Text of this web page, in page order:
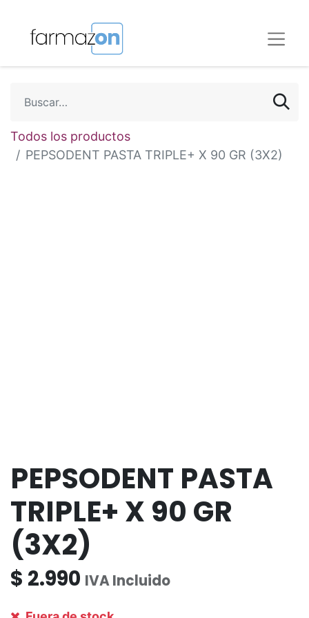
Todos los productos
PEPSODENT PASTA TRIPLE+ X 90 GR (3X2)
PEPSODENT PASTA
TRIPLE+ X 90 GR
(3X2)
$ 2.990 IVA Incluido